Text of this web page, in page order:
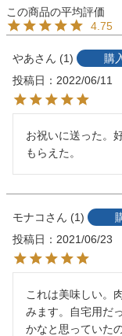
4.75
やあ 1 購
投稿日
2022/06/11
お祝いに送った。
もらえた。
モナコ 1
投稿日
2021/06/23
これは美味しい。
みます。自宅用だ
かなと思っていた